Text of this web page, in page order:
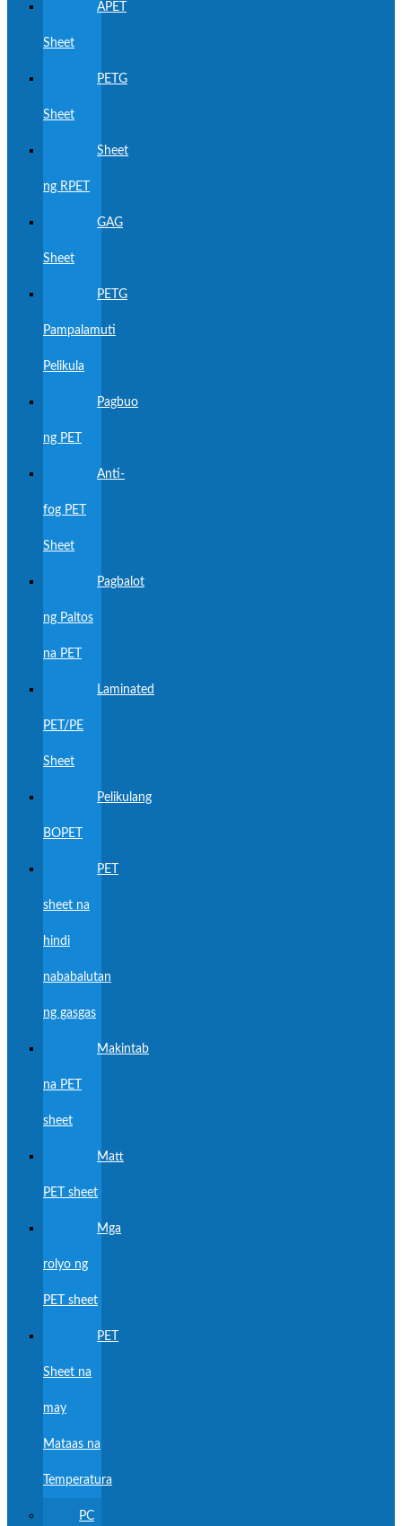
APET
Sheet
PETG
Sheet
Sheet
ng RPET
GAG
Sheet
PETG
Pampalamuti
Pelikula
Pagbuo
ng PET
Anti-
fog PET
Sheet
Pagbalot
ng Paltos
na PET
Laminated
PET/PE
Sheet
Pelikulang
BOPET
PET
sheet na
hindi
nababalutan
ng gasgas
Makintab
na PET
sheet
Matt
PET sheet
Mga
rolyo ng
PET sheet
PET
Sheet na
may
Mataas na
Temperatura
PC